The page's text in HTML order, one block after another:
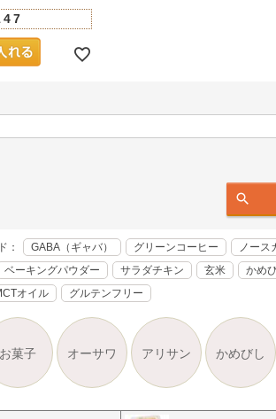
： GABA（ギャバ） グリーンコーヒー ノース
ベーキングパウダー サラダチキン 玄米 かめ
オイル グルテンフリー
お菓子 オーサワ アリサン かめびし